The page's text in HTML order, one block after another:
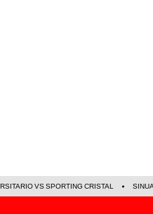
VS SPORTING CRISTAL